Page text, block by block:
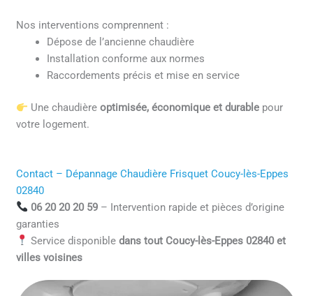
Nos interventions comprennent :
Dépose de l’ancienne chaudière
Installation conforme aux normes
Raccordements précis et mise en service
Une chaudière optimisée, économique et durablepour
votre logement.
Contact – Dépannage Chaudière Frisquet Coucy-lès-Eppes
02840
06 20 20 20 59– Intervention rapide et pièces d’origine
garanties
Service disponible dans tout Coucy-lès-Eppes 02840 et
villes voisines